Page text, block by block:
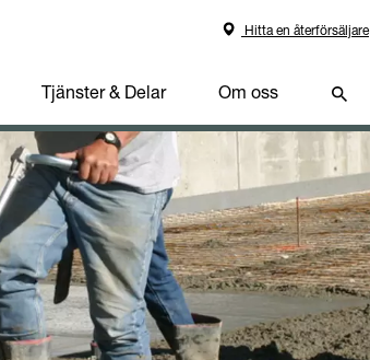
Hitta en återförsäljare
Tjänster & Delar Om oss